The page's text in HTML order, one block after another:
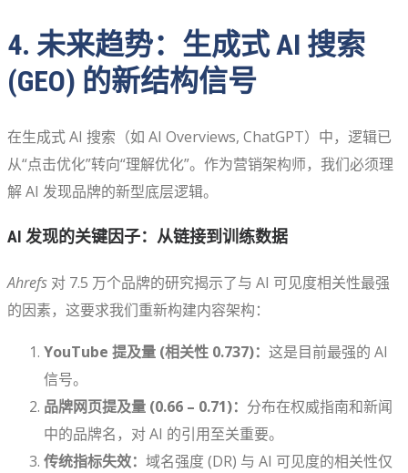
4. 未来趋势：生成式 AI 搜索
(GEO) 的新结构信号
在生成式 AI 搜索（如 AI Overviews, ChatGPT）中，逻辑已
从“点击优化”转向“理解优化”。作为营销架构师，我们必须理
解 AI 发现品牌的新型底层逻辑。
AI 发现的关键因子：从链接到训练数据
Ahrefs 对 7.5 万个品牌的研究揭示了与 AI 可见度相关性最强
的因素，这要求我们重新构建内容架构：
YouTube 提及量 (相关性 0.737)： 这是目前最强的 AI
信号。
品牌网页提及量 (0.66 – 0.71)： 分布在权威指南和新闻
中的品牌名，对 AI 的引用至关重要。
传统指标失效： 域名强度 (DR) 与 AI 可见度的相关性仅